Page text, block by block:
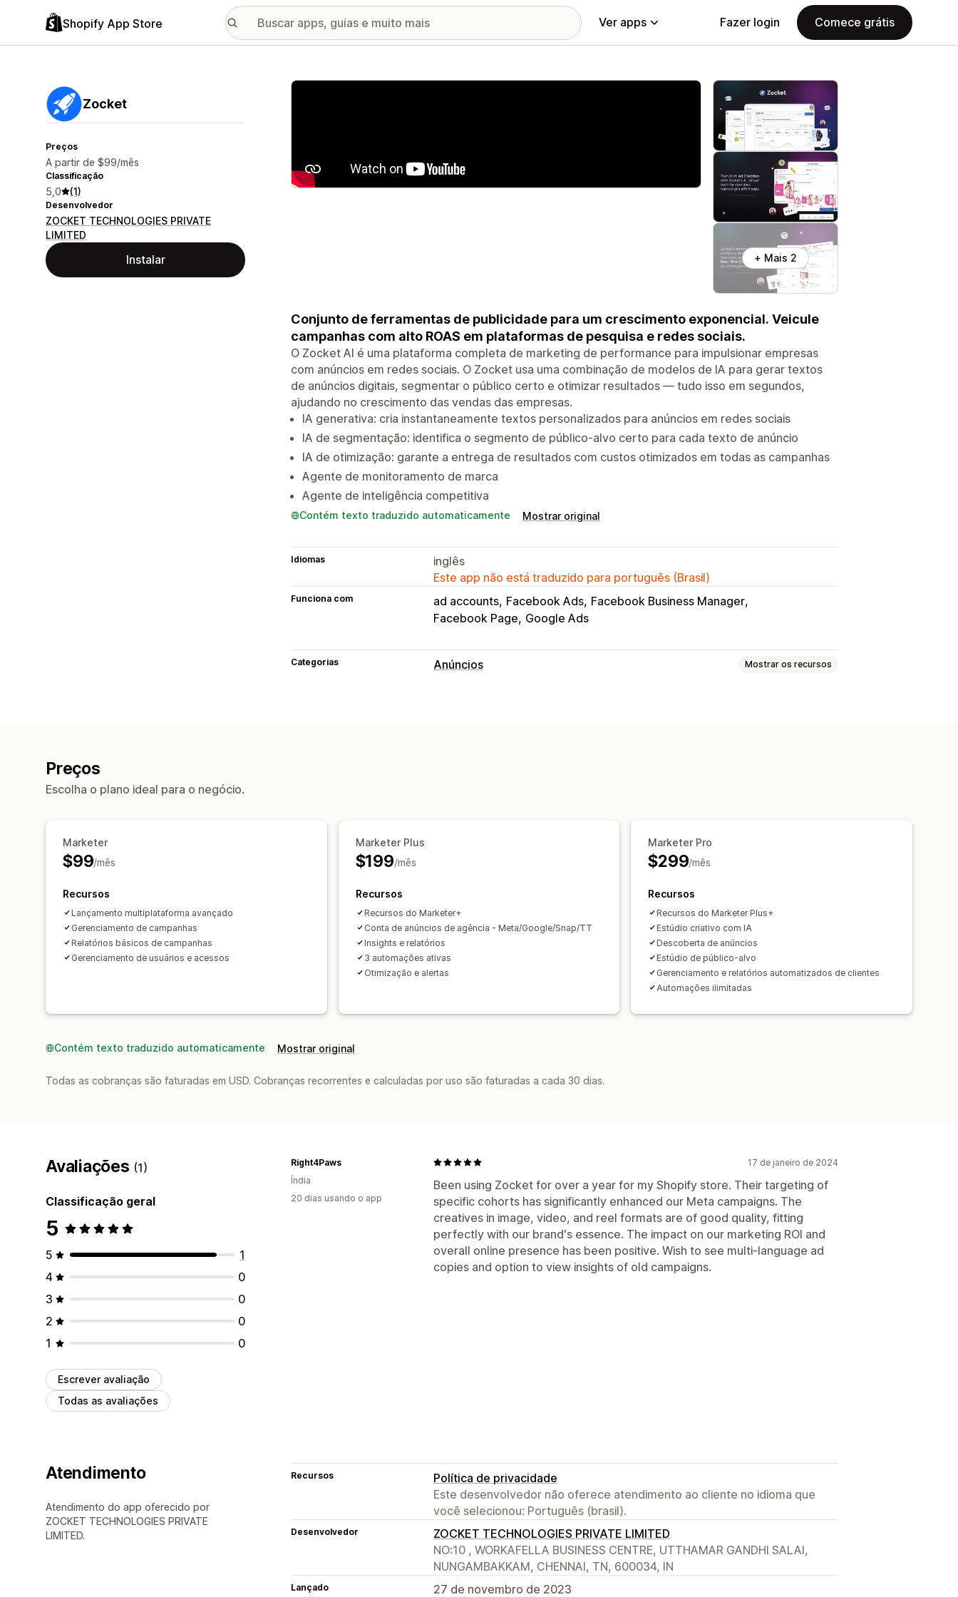
Shopify App Store Ver apps Fazer login Comece grátis
Zocket
Preços
A partir de $99/mês
Classificação
5,0 (1)
Desenvolvedor
ZOCKET TECHNOLOGIES PRIVATE
LIMITED
Instalar
Galeria de imagens em destaque
+ Mais 2
Conjunto de ferramentas de publicidade para um crescimento exponencial. Veicule
campanhas com alto ROAS em plataformas de pesquisa e redes sociais.
O Zocket AI é uma plataforma completa de marketing de performance para impulsionar empresas
com anúncios em redes sociais. O Zocket usa uma combinação de modelos de IA para gerar textos
de anúncios digitais, segmentar o público certo e otimizar resultados — tudo isso em segundos,
ajudando no crescimento das vendas das empresas.
IA generativa: cria instantaneamente textos personalizados para anúncios em redes sociais
IA de segmentação: identifica o segmento de público-alvo certo para cada texto de anúncio
IA de otimização: garante a entrega de resultados com custos otimizados em todas as campanhas
Agente de monitoramento de marca
Agente de inteligência competitiva
Contém texto traduzido automaticamente Mostrar original
Idiomas
inglês
Este app não está traduzido para português (Brasil)
Funciona com ad accounts Facebook Ads Facebook Business Manager
Facebook Page Google Ads
Categorias Anúncios Mostrar os recursos
Imagens e vídeos gerados por IA
Gerenciamento de pixel
Acompanhamento de desempenho
Métricas de engajamento
Análise de ROI Taxas de cliques
Acompanhamento de conversões
Custo por aquisição
Painéis de controle
Análise demográfica
Contagens de impressão
Atribuição do Monitor de tráfego do Urchin (UTM, na sigla em inglês)
Preços
Escolha o plano ideal para o negócio.
Marketer
$99/mês
Recursos
Lançamento multiplataforma avançado
Gerenciamento de campanhas
Relatórios básicos de campanhas
Gerenciamento de usuários e acessos
Marketer Plus
$199/mês
Recursos
Recursos do Marketer+
Conta de anúncios de agência - Meta/Google/Snap/TT
Insights e relatórios
3 automações ativas
Otimização e alertas
Marketer Pro
$299/mês
Recursos
Recursos do Marketer Plus+
Estúdio criativo com IA
Descoberta de anúncios
Estúdio de público-alvo
Gerenciamento e relatórios automatizados de clientes
Automações ilimitadas
Contém texto traduzido automaticamente Mostrar original
Todas as cobranças são faturadas em USD. Cobranças recorrentes e calculadas por uso são faturadas a cada 30 dias.
Avaliações (1)
Classificação geral
5
5
1
4
0
3
0
2
0
1
0
Escrever avaliação
Todas as avaliações
17 de janeiro de 2024
Been using Zocket for over a year for my Shopify store. Their targeting of
specific cohorts has significantly enhanced our Meta campaigns. The
creatives in image, video, and reel formats are of good quality, fitting
perfectly with our brand's essence. The impact on our marketing ROI and
overall online presence has been positive. Wish to see multi-language ad
copies and option to view insights of old campaigns.
Right4Paws
Índia
20 dias usando o app
Atendimento
Atendimento do app oferecido por
ZOCKET TECHNOLOGIES PRIVATE
LIMITED.
Recursos
Política de privacidade
Este desenvolvedor não oferece atendimento ao cliente no idioma que
você selecionou: Português (brasil).
Desenvolvedor
ZOCKET TECHNOLOGIES PRIVATE LIMITED
NO:10 , WORKAFELLA BUSINESS CENTRE, UTTHAMAR GANDHI SALAI,
NUNGAMBAKKAM, CHENNAI, TN, 600034, IN
Lançado 27 de novembro de 2023